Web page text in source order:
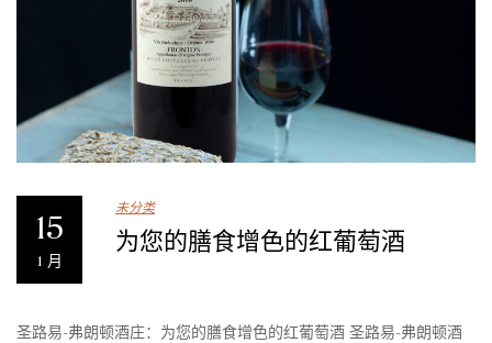
15
1 月
未分类
为您的膳食增色的红葡萄酒
圣路易-弗朗顿酒庄：为您的膳食增色的红葡萄酒 圣路易-弗朗顿酒